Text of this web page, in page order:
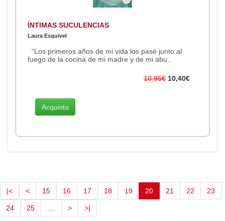
ÍNTIMAS SUCULENCIAS
Laura Esquivel
“Los primeros años de mi vida los pasé junto al
fuego de la cocina de mi madre y de mi abu..
10,95€ 10,40€
Acquista
|< < 15 16 17 18 19 20(current)
21 22 23
24 25 > >|